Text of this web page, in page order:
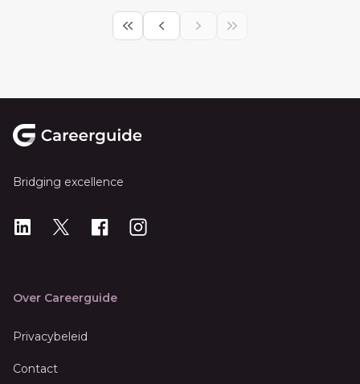
Bridging excellence
LinkedIn
X Instagram
Over Careerguide
Privacybeleid
Contact